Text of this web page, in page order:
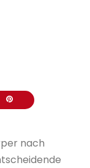
nach